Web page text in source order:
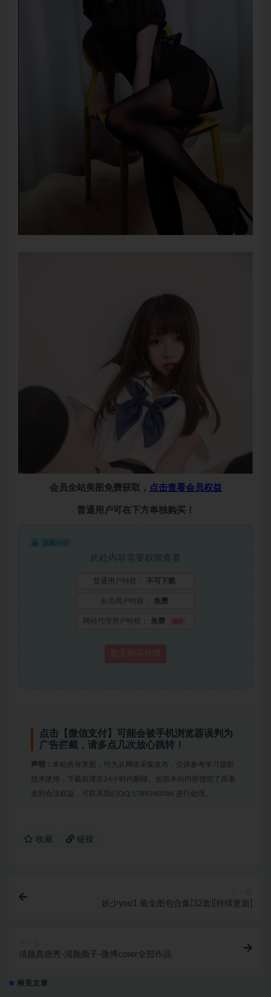
会员全站美图免费获取， 点击查看会员权益
普通用户可在下方单独购买！
隐藏内容
此处内容需要权限查看
普通用户特权： 不可下载
会员用户特权： 免费
网站代理用户特权： 免费 推荐
点击【微信支付】可能会被手机浏览器误判为
广告拦截，请多点几次放心跳转！
声明： 本站所有美图，均为从网络采集发布，仅供参考学习摄影
技术使用，下载后请在24小时内删除。如若本站内容侵犯了原著
者的合法权益，可联系我们QQ:1789260586 进行处理。
收藏 链接
妖少you1 最全图包合集[32套][持续更新]
清颜真德秀-清颜颜子-微博coser全部作品
相关文章